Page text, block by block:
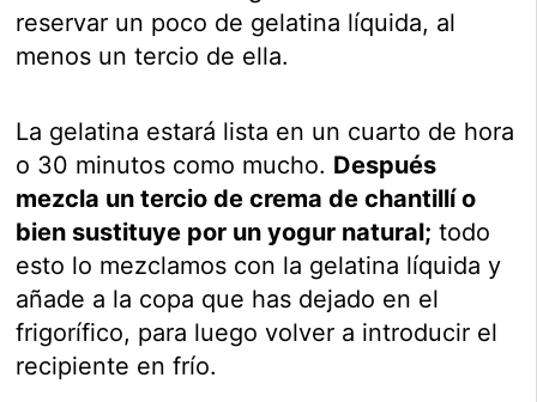
reservar un poco de gelatina líquida, al
menos un tercio de ella.
La gelatina estará lista en un cuarto de hora
o 30 minutos como mucho. Después
mezcla un tercio de crema de chantillí o
bien sustituye por un yogur natural; todo
esto lo mezclamos con la gelatina líquida y
añade a la copa que has dejado en el
frigorífico, para luego volver a introducir el
recipiente en frío.